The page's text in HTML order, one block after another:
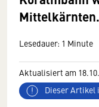
Mittelkärnten.
Lesedauer: 1 Minute
Aktualisiert am
Dieser Artikel